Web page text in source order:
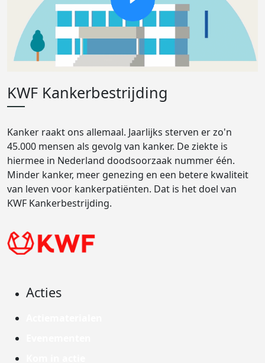
KWF Kankerbestrijding
Kanker raakt ons allemaal. Jaarlijks sterven er zo'n
45.000 mensen als gevolg van kanker. De ziekte is
hiermee in Nederland doodsoorzaak nummer één.
Minder kanker, meer genezing en een betere kwaliteit
van leven voor kankerpatiënten. Dat is het doel van
KWF Kankerbestrijding.
Acties